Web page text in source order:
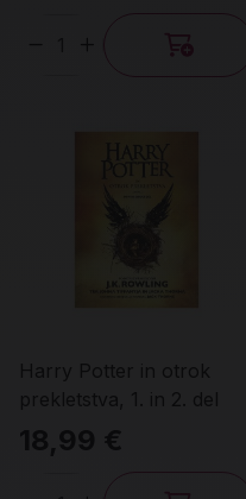
Količina
Harry Potter in otrok
prekletstva, 1. in 2. del
18,99 €